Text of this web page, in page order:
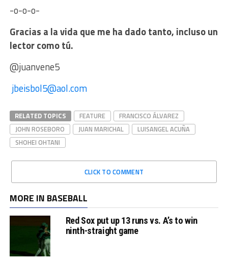
-o-o-o-
Gracias a la vida que me ha dado tanto, incluso un
lector como tú.
@juanvene5
jbeisbol5@aol.com
RELATED TOPICS FEATURE
FRANCISCO ÁLVAREZ
JOHN ROSEBORO
JUAN MARICHAL
LUISANGEL ACUÑA
SHOHEI OHTANI
CLICK TO COMMENT
MORE IN BASEBALL
Red Sox put up 13 runs vs. A’s to win
ninth-straight game